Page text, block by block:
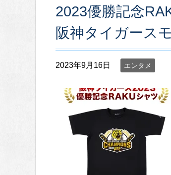
2023優勝記念
阪神タイガース
2023年9月16日 エンタメ